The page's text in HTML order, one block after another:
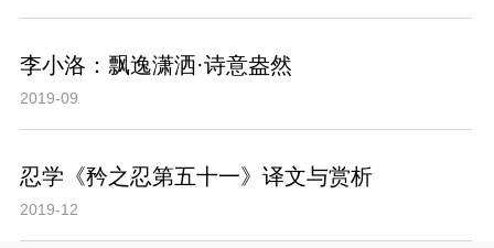
李小洛：飘逸潇洒·诗意盎然
2019-09
忍学《矜之忍第五十一》译文与赏析
2019-12